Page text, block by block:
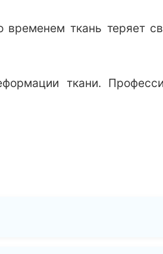
ткань теряет
ткани.